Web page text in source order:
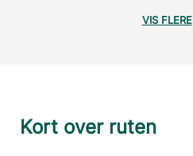
VIS FLERE
Kort over ruten